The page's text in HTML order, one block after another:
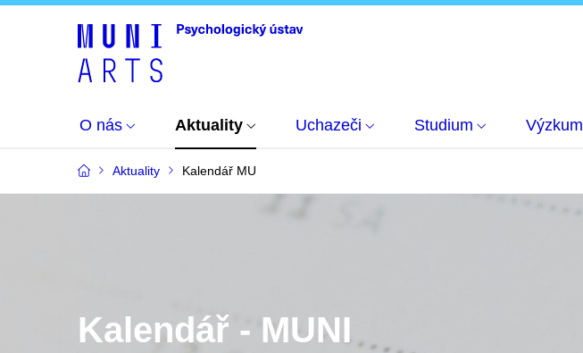
O nás Aktuality Uchazeči Studium Výzkum
Aktuality Kalendář MU
Kalendář - MUNI